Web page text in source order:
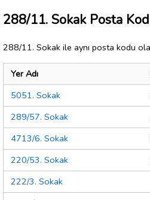
288/11. Sokak Posta
288/11. Sokak ile aynı posta kodu
Yer Adı
5051. Sokak
289/57. Sokak
4713/6. Sokak
220/53. Sokak
222/3. Sokak